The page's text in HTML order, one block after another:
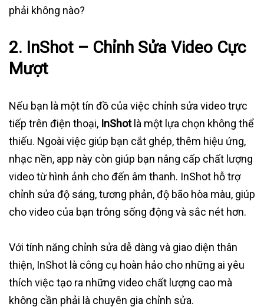
phải không nào?
2. InShot – Chỉnh Sửa Video Cực
Mượt
Nếu bạn là một tín đồ của việc chỉnh sửa video trực
tiếp trên điện thoại, InShotlà một lựa chọn không thể
thiếu. Ngoài việc giúp bạn cắt ghép, thêm hiệu ứng,
nhạc nền, app này còn giúp bạn nâng cấp chất lượng
video từ hình ảnh cho đến âm thanh. InShot hỗ trợ
chỉnh sửa độ sáng, tương phản, độ bão hòa màu, giúp
cho video của bạn trông sống động và sắc nét hơn.
Với tính năng chỉnh sửa dễ dàng và giao diện thân
thiện, InShot là công cụ hoàn hảo cho những ai yêu
thích việc tạo ra những video chất lượng cao mà
không cần phải là chuyên gia chỉnh sửa.